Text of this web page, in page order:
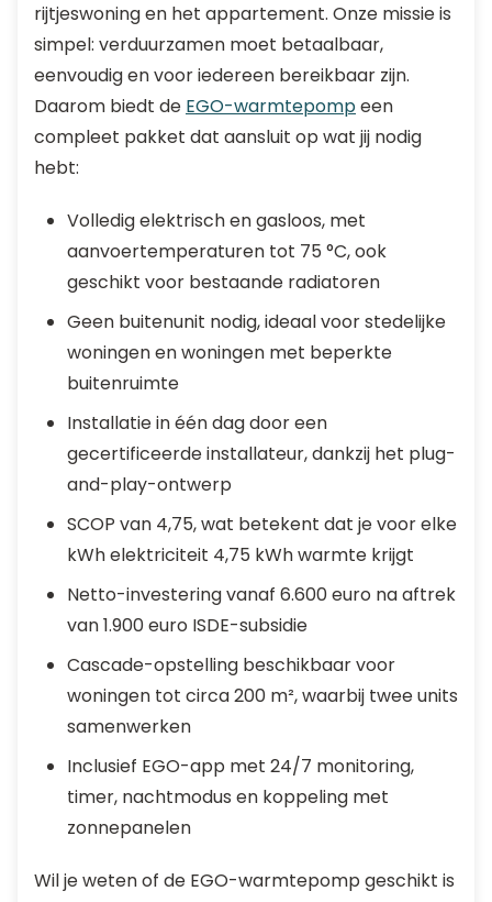
rijtjeswoning en het appartement. Onze missie is
simpel: verduurzamen moet betaalbaar,
eenvoudig en voor iedereen bereikbaar zijn.
Daarom biedt de EGO-warmtepompeen
compleet pakket dat aansluit op wat jij nodig
hebt:
Volledig elektrisch en gasloos, met
aanvoertemperaturen tot 75 °C, ook
geschikt voor bestaande radiatoren
Geen buitenunit nodig, ideaal voor stedelijke
woningen en woningen met beperkte
buitenruimte
Installatie in één dag door een
gecertificeerde installateur, dankzij het plug-
and-play-ontwerp
SCOP van 4,75, wat betekent dat je voor elke
kWh elektriciteit 4,75 kWh warmte krijgt
Netto-investering vanaf 6.600 euro na aftrek
van 1.900 euro ISDE-subsidie
Cascade-opstelling beschikbaar voor
woningen tot circa 200 m², waarbij twee units
samenwerken
Inclusief EGO-app met 24/7 monitoring,
timer, nachtmodus en koppeling met
zonnepanelen
Wil je weten of de EGO-warmtepomp geschikt is